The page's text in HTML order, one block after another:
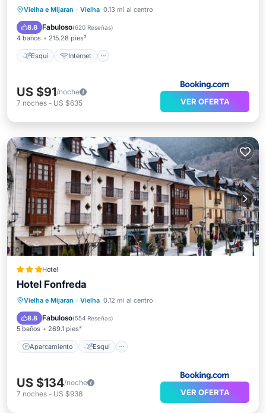
Vielha e Mijaran · Vielha 0.13 mi al centro
8.8 Fabuloso(620 Reseñas)
4 baños 215.28 pies²
Esquí Internet
Esquí Internet
Accesibilidad
TV
US $91/noche
7 noches - US $635 VER OFERTA
Hotel
Hotel Fonfreda
Vielha e Mijaran · Vielha 0.12 mi al centro
8.8 Fabuloso(554 Reseñas)
5 baños 269.1 pies²
Aparcamiento Esquí
Aparcamiento
Esquí
Balcón/Terraza
US $134/noche
7 noches - US $938 VER OFERTA